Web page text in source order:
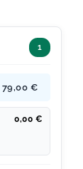
1
79,00 €
0,00 €